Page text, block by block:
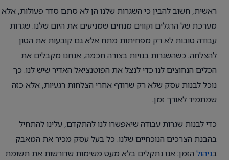
ראשית, חשוב להבין כי השגרות שלנו הן לא סתם סדר פעולות, אלא
מערכת של הרגלים וקווים מנחים שמניעים את היום שלנו. שגרות
עבודה טובות לא רק מפחיתות מתח אלא גם קובעות את הטון
להצלחה. כשהשגרות בנויות בצורה חכמה, אנחנו מקבלים את
הכלים הנחוצים לנו כדי לנצל את הפוטנציאל האדיר שיש לנו. כך
נוכל לבנות עסק שלא רק שרודף אחרי הצלחות רגעיות, אלא כזה
שמתמיד לאורך זמן.
כדי לבנות שגרות עבודה שיאפשרו לנו להתקדם, עלינו להתחיל
בהבנת הצרכים הנוכחיים שלנו. כל בעל עסק מכיר את המאבק
בניהול הזמן: אנו נתקלים בלא מעט משימות שדורשות את תשומת